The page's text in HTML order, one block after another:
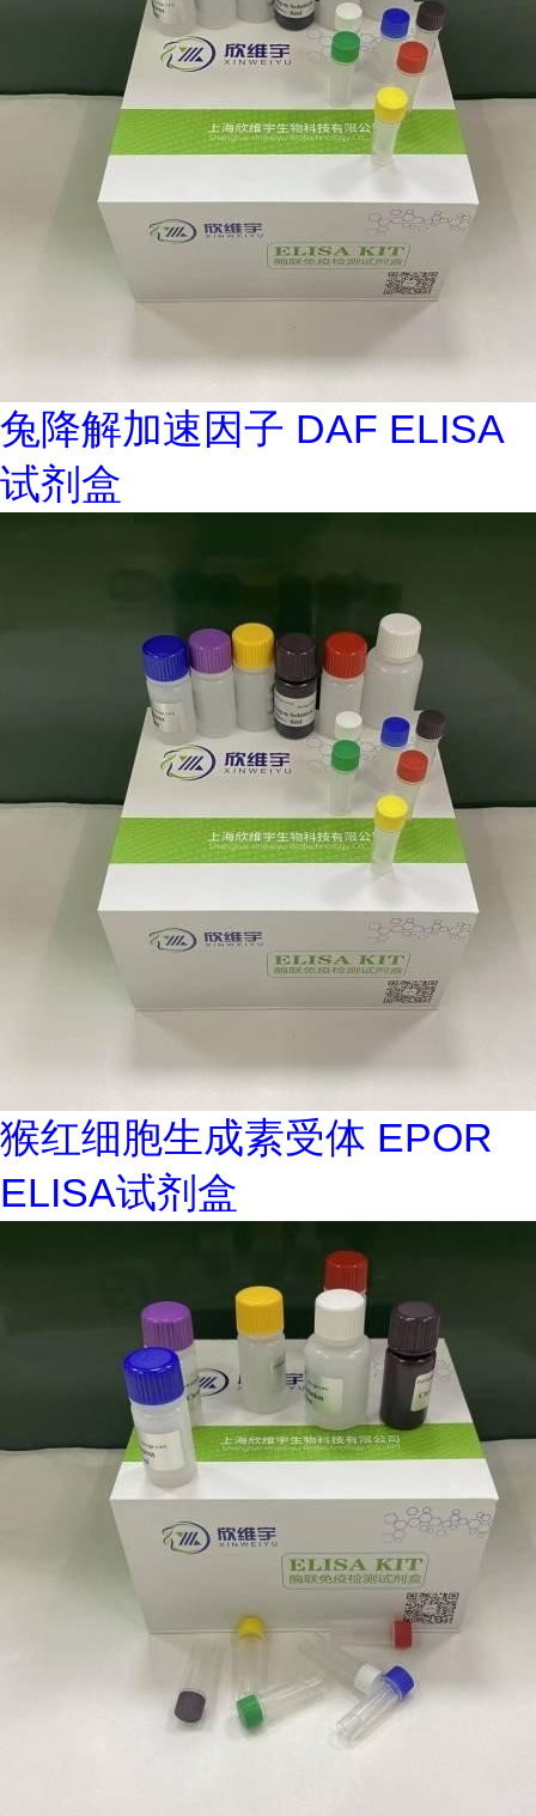
兔降解加速因子 DAF ELISA
试剂盒
猴红细胞生成素受体 EPOR
ELISA试剂盒